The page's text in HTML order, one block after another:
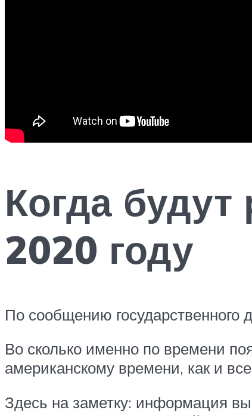
Когда
2020 году
По сообщению государственного
Во сколько именно по времени
американскому времени, как и
Здесь на заметку: информация